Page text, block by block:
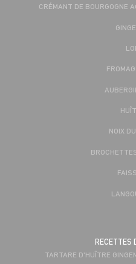
CRÉMANT DE BOURGOGNE
NOIX
RECETTES
TARTARE D'HUÎTRE